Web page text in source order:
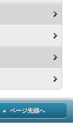
ページ先頭へ